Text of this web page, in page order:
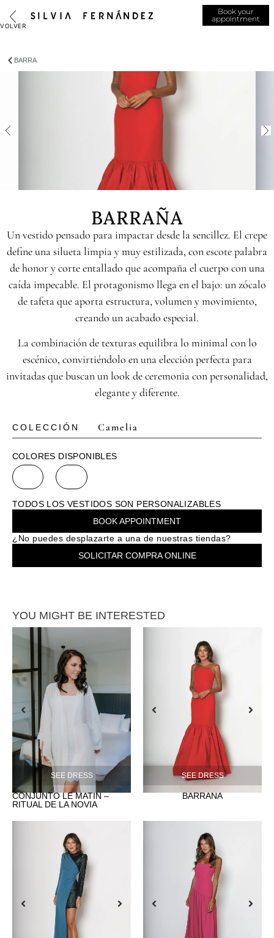
Book your
appointment
BARRA
BARRAÑA
Un vestido pensado para impactar desde la sencillez. El crepe
define una silueta limpia y muy estilizada, con escote palabra
de honor y corte entallado que acompaña el cuerpo con una
caída impecable. El protagonismo llega en el bajo: un zócalo
de tafeta que aporta estructura, volumen y movimiento,
creando un acabado especial.
La combinación de texturas equilibra lo minimal con lo
escénico, convirtiéndolo en una elección perfecta para
invitadas que buscan un look de ceremonia con personalidad,
elegante y diferente.
COLECCIÓN Camelia
COLORES DISPONIBLES
TODOS LOS VESTIDOS SON PERSONALIZABLES
BOOK APPOINTMENT
¿No puedes desplazarte a una de nuestras tiendas?
SOLICITAR COMPRA ONLINE
YOU MIGHT BE INTERESTED
SEE DRESS
CONJUNTO LE MATIN –
RITUAL DE LA NOVIA
SEE DRESS
BARRAÑA